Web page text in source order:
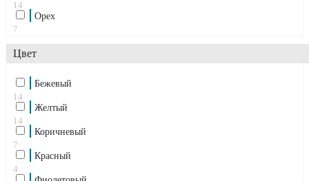
14
Орех
7
Цвет
Бежевый
14
Желтый
14
Коричневый
7
Красный
4